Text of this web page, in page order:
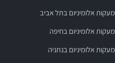
מעקות אלומיניום בתל אביב
מעקות אלומיניום בחיפה
מעקות אלומיניום בנתניה